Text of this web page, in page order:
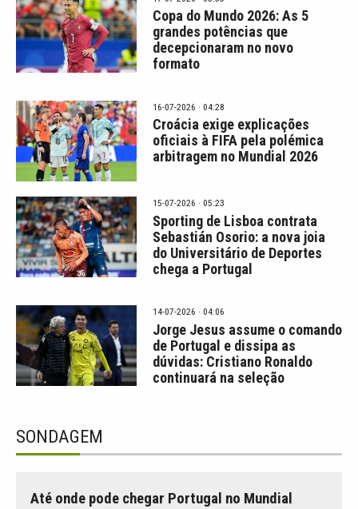
Copa do Mundo 2026: As 5
grandes potências que
decepcionaram no novo
formato
16-07-2026 · 04:28
Croácia exige explicações
oficiais à FIFA pela polémica
arbitragem no Mundial 2026
15-07-2026 · 05:23
Sporting de Lisboa contrata
Sebastián Osorio: a nova joia
do Universitário de Deportes
chega a Portugal
14-07-2026 · 04:06
Jorge Jesus assume o comando
de Portugal e dissipa as
dúvidas: Cristiano Ronaldo
continuará na seleção
SONDAGEM
Até onde pode chegar Portugal no Mundial